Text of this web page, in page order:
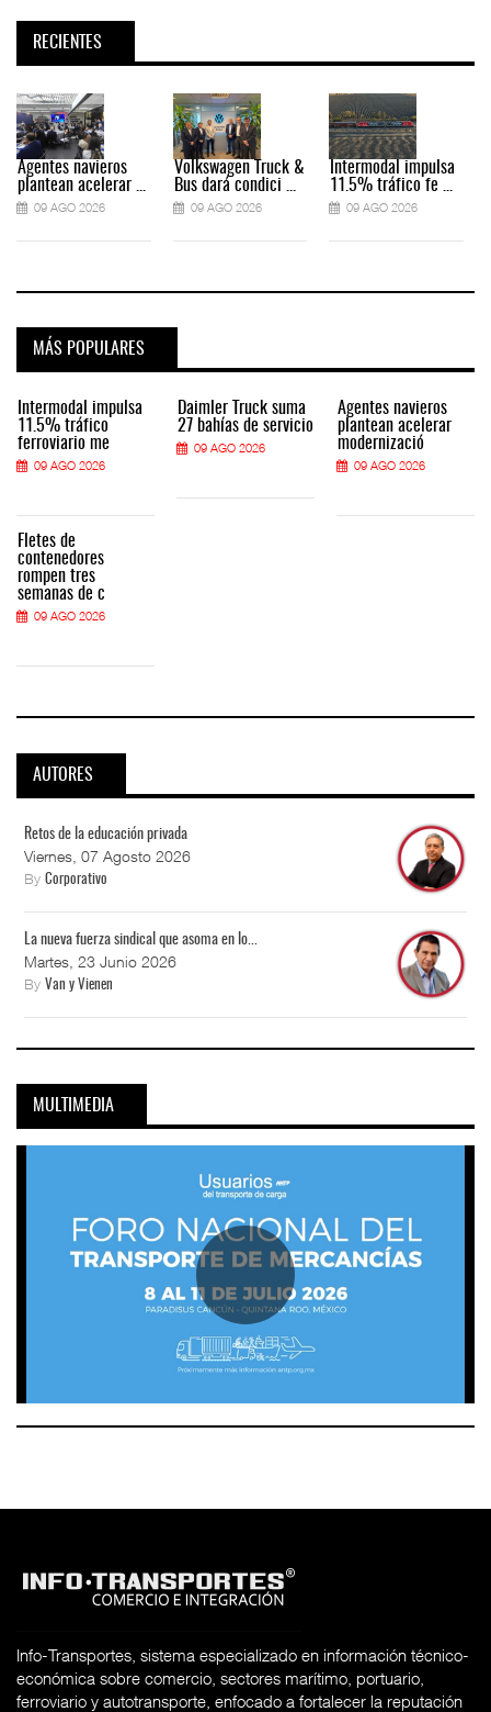
RECIENTES
Agentes navieros
plantean acelerar ...
09 AGO 2026
Volkswagen Truck &
Bus dará condici ...
09 AGO 2026
Intermodal impulsa
11.5% tráfico fe ...
09 AGO 2026
MÁS POPULARES
Intermodal impulsa
11.5% tráfico
ferroviario me
09 AGO 2026
Fletes de
contenedores
rompen tres
semanas de c
09 AGO 2026
Daimler Truck suma
27 bahías de servicio
09 AGO 2026
Agentes navieros
plantean acelerar
modernizació
09 AGO 2026
AUTORES
Retos de la educación privada
Viernes, 07 Agosto 2026
By Corporativo
La nueva fuerza sindical que asoma en lo...
Martes, 23 Junio 2026
By Van y Vienen
MULTIMEDIA
Info-Transportes, sistema especializado en información técnico-
económica sobre comercio, sectores marítimo, portuario,
ferroviario y autotransporte, enfocado a fortalecer la reputación